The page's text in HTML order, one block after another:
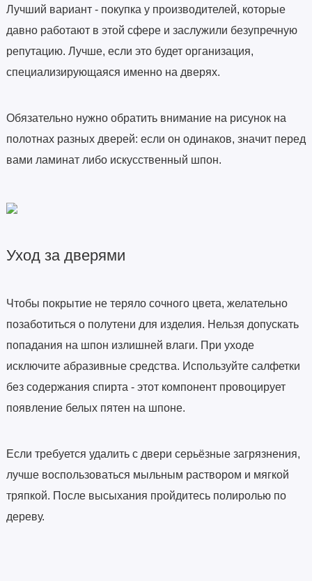
Лучший вариант - покупка у производителей, которые
давно работают в этой сфере и заслужили безупречную
репутацию. Лучше, если это будет организация,
специализирующаяся именно на дверях.
Обязательно нужно обратить внимание на рисунок на
полотнах разных дверей: если он одинаков, значит перед
вами ламинат либо искусственный шпон.
Уход за дверями
Чтобы покрытие не теряло сочного цвета, желательно
позаботиться о полутени для изделия. Нельзя допускать
попадания на шпон излишней влаги. При уходе
исключите абразивные средства. Используйте салфетки
без содержания спирта - этот компонент провоцирует
появление белых пятен на шпоне.
Если требуется удалить с двери серьёзные загрязнения,
лучше воспользоваться мыльным раствором и мягкой
тряпкой. После высыхания пройдитесь полиролью по
дереву.